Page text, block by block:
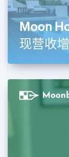
Moon
现营收
荷兰
Nederlands
加拿大
English Français
捷克
克罗地亚
English
立陶宛